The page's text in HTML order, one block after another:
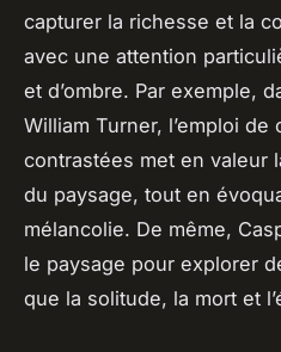
capturer la richesse et la
avec une attention
et d’ombre. Par exemple,
William Turner, l’emploi
contrastées met en valeur
du paysage, tout en
mélancolie. De même,
le paysage pour explorer
que la solitude, la mort et